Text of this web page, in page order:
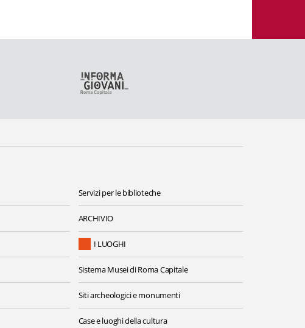
Servizi per le biblioteche
ARCHIVIO
I LUOGHI
Sistema Musei di Roma Capitale
Siti archeologici e monumenti
Case e luoghi della cultura